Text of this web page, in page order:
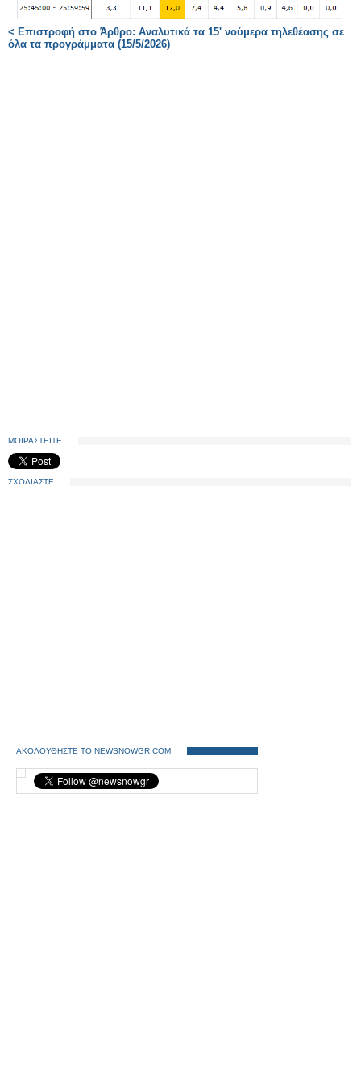
< Επιστροφή στο Άρθρο: Αναλυτικά τα 15' νούμερα τηλεθέασης σε
όλα τα προγράμματα (15/5/2026)
ΜΟΙΡΑΣΤΕΙΤΕ
ΣΧΟΛΙΑΣΤΕ
ΑΚΟΛΟΥΘΗΣΤΕ ΤΟ NEWSNOWGR.COM